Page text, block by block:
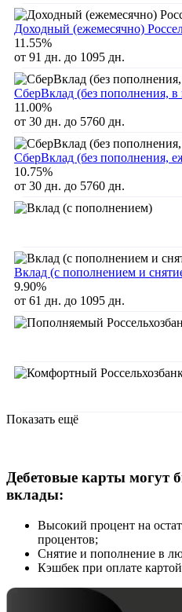
Доходный (ежемесячно)
11.55%
от 91 дн. до 1095 дн.
СберВклад (без пополнения, в
11.00%
от 30 дн. до 5760 дн.
СберВклад (без пополнения,
10.75%
от 30 дн. до 5760 дн.
Вклад (с пополнением и
9.90%
от 61 дн. до 1095 дн.
Показать ещё
Дебетовые карты могут
вклады:
Высокий процент на
процентов;
Снятие и пополнение в
Кэшбек при оплате